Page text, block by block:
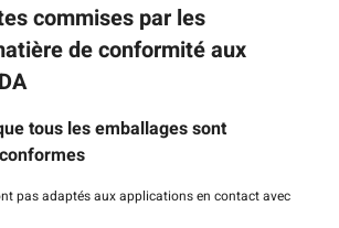
commises par les
de conformité aux
tous les emballages sont
pas adaptés aux applications en contact avec